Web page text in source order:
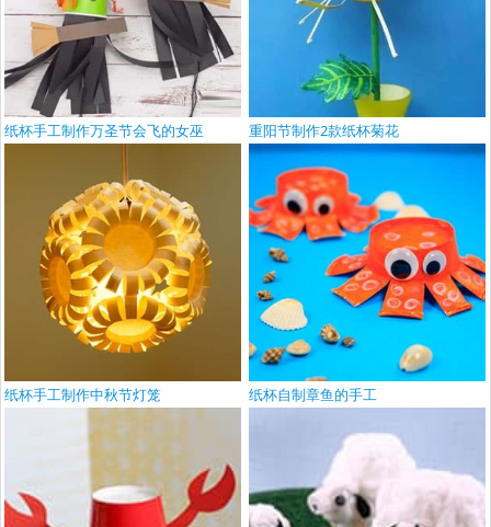
纸杯手工制作万圣节会飞的女巫 重阳节制作2款纸杯菊花
纸杯手工制作中秋节灯笼 纸杯自制章鱼的手工